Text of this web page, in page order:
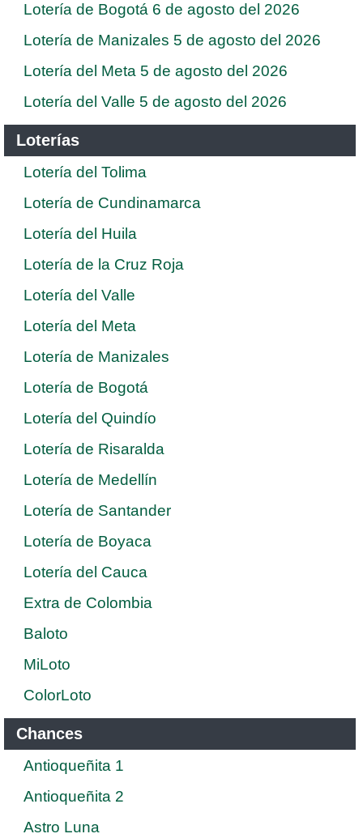
Lotería de Bogotá 6 de agosto del 2026
Lotería de Manizales 5 de agosto del 2026
Lotería del Meta 5 de agosto del 2026
Lotería del Valle 5 de agosto del 2026
Loterías
Lotería del Tolima
Lotería de Cundinamarca
Lotería del Huila
Lotería de la Cruz Roja
Lotería del Valle
Lotería del Meta
Lotería de Manizales
Lotería de Bogotá
Lotería del Quindío
Lotería de Risaralda
Lotería de Medellín
Lotería de Santander
Lotería de Boyaca
Lotería del Cauca
Extra de Colombia
Baloto
MiLoto
ColorLoto
Chances
Antioqueñita 1
Antioqueñita 2
Astro Luna